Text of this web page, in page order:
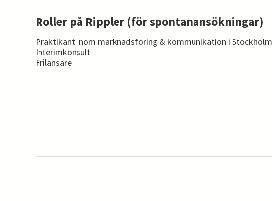
Roller på Rippler (för spontanansökningar)
Praktikant inom marknadsföring & kommunikation i Stockholm
Interimkonsult
Frilansare